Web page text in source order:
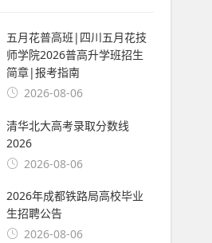
五月花普高班|四川五月花技
师学院2026普高升学班招生
简章|报考指南
2026-08-06
清华北大高考录取分数线
2026
2026-08-06
2026年成都铁路局高校毕业
生招聘公告
2026-08-06